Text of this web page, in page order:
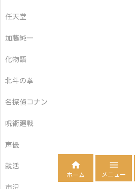
任天堂
加藤純一
化物語
北斗の拳
名探偵コナン
呪術廻戦
声優
就活 
ホーム

メニュー